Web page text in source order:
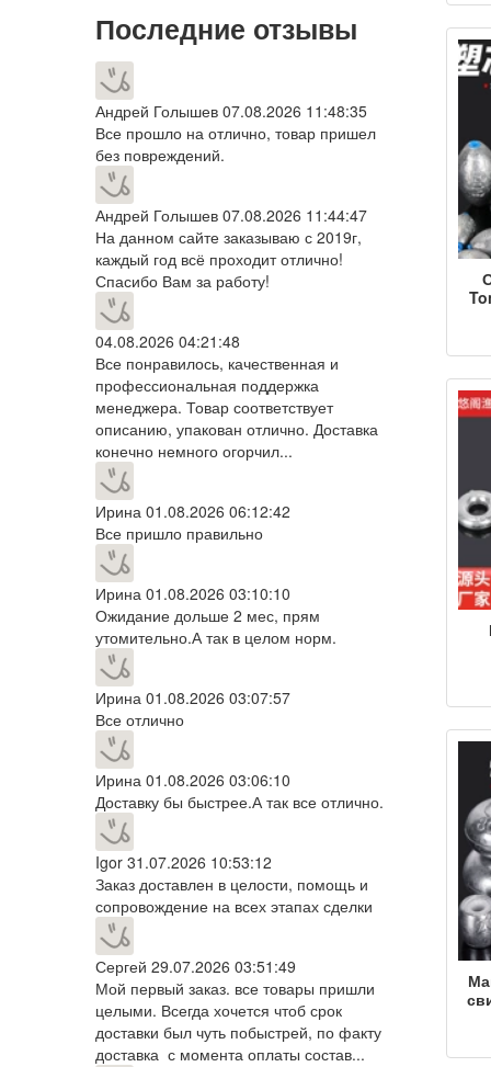
Последние отзывы
Андрей Голышев 07.08.2026 11:48:35
Все прошло на отлично, товар пришел
без повреждений.
Андрей Голышев 07.08.2026 11:44:47
На данном сайте заказываю с 2019г,
каждый год всё проходит отлично!
Спасибо Вам за работу!
04.08.2026 04:21:48
Все понравилось, качественная и
профессиональная поддержка
менеджера. Товар соответствует
описанию, упакован отлично. Доставка
конечно немного огорчил...
Ирина 01.08.2026 06:12:42
Все пришло правильно
Ирина 01.08.2026 03:10:10
Ожидание дольше 2 мес, прям
утомительно.А так в целом норм.
Ирина 01.08.2026 03:07:57
Все отлично
Ирина 01.08.2026 03:06:10
Доставку бы быстрее.А так все отлично.
Igor 31.07.2026 10:53:12
Заказ доставлен в целости, помощь и
сопровождение на всех этапах сделки
Сергей 29.07.2026 03:51:49
Мой первый заказ. все товары пришли
целыми. Всегда хочется чтоб срок
доставки был чуть побыстрей, по факту
доставка с момента оплаты состав...